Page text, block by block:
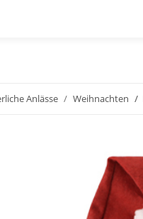
Anlässe Weihnachten